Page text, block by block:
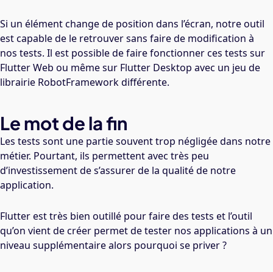
Si un élément change de position dans l’écran, notre outil
est capable de le retrouver sans faire de modification à
nos tests. Il est possible de faire fonctionner ces tests sur
Flutter Web ou même sur Flutter Desktop avec un jeu de
librairie RobotFramework différente.
Le mot de la fin
Les tests sont une partie souvent trop négligée dans notre
métier. Pourtant, ils permettent avec très peu
d’investissement de s’assurer de la qualité de notre
application.
Flutter est très bien outillé pour faire des tests et l’outil
qu’on vient de créer permet de tester nos applications à un
niveau supplémentaire alors pourquoi se priver ?